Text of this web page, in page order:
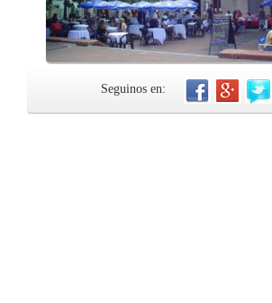
Seguinos en: